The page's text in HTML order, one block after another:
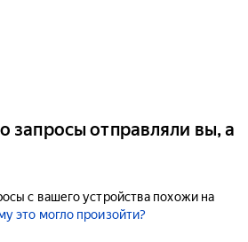
запросы отправляли вы, а
с вашего устройства похожи на
это могло произойти?